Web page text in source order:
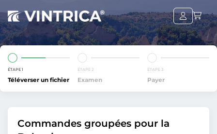
ÉTAPE 1
Téléverser un fichier
ÉTAPE 2
Examen
ÉTAPE 3
Payer
Commandes groupées pour la